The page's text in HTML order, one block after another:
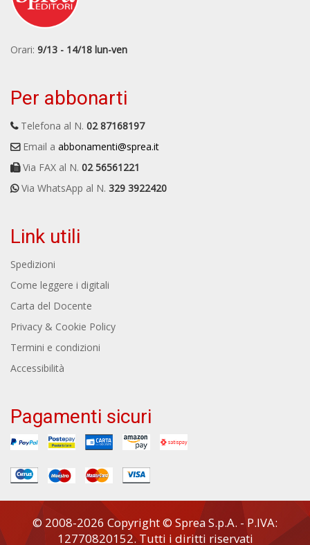
Orari: 9/13 - 14/18 lun-ven
Per abbonarti
Telefona al N. 02 87168197
Email a abbonamenti@sprea.it
Via FAX al N. 02 56561221
Via WhatsApp al N. 329 3922420
Link utili
Spedizioni
Come leggere i digitali
Carta del Docente
Privacy & Cookie Policy
Termini e condizioni
Accessibilità
Pagamenti sicuri
© 2008-2026 Copyright © Sprea S.p.A. - P.IVA:
12770820152. Tutti i diritti riservati